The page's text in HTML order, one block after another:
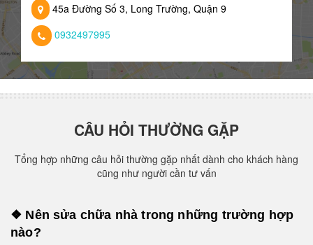
45a Đường Số 3, Long Trường, Quận 9
0932497995
CÂU HỎI THƯỜNG GẶP
Tổng hợp những câu hỏi thường gặp nhất dành cho khách hàng
cũng như người cần tư vấn
❖ Nên sửa chữa nhà trong những trường hợp
nào?